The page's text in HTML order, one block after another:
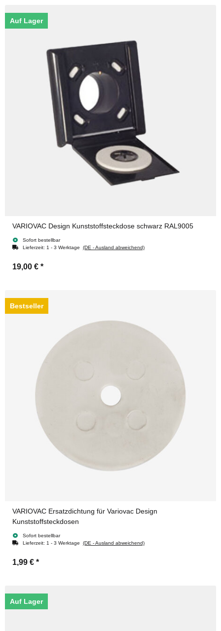
Auf Lager
VARIOVAC Design Kunststoffsteckdose schwarz RAL9005
Sofort bestellbar
Lieferzeit: 1 - 3 Werktage (DE - Ausland abweichend)
19,00 € *
Bestseller
VARIOVAC Ersatzdichtung für Variovac Design
Kunststoffsteckdosen
Sofort bestellbar
Lieferzeit: 1 - 3 Werktage (DE - Ausland abweichend)
1,99 € *
Auf Lager